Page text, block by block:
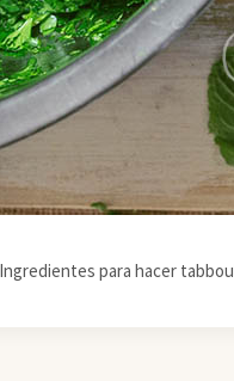
Ingredientes para hacer